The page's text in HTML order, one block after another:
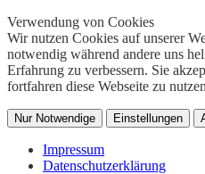
Verwendung von Cookies
Wir nutzen Cookies auf unserer
notwendig während andere uns
Erfahrung zu verbessern. Sie
fortfahren diese Webseite zu
Nur Notwendige Einstellungen
Impressum
Datenschutzerklärung